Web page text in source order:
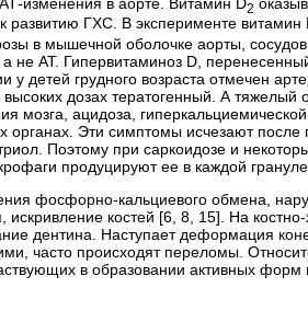
2
развитию ГХС. В эксперименте витамин
в мышечной оболочке аорты,
не АТ. Гипервитаминоз D,
детей грудного возраста отмечен
дозах тератогенный. А
мозга, ацидоза,
органах. Эти симптомы исчезают
Поэтому при саркоидозе и
продуцируют ее в каждой
фосфорно-кальциевого обмена,
искривление костей [6, 8, 15]. На
дентина. Наступает деформация
часто происходят переломы.
в образовании активных форм